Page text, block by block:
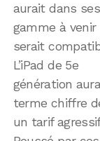
aurait dans
gamme à
serait
L’iPad de 5e
génération
terme chiffre
un tarif